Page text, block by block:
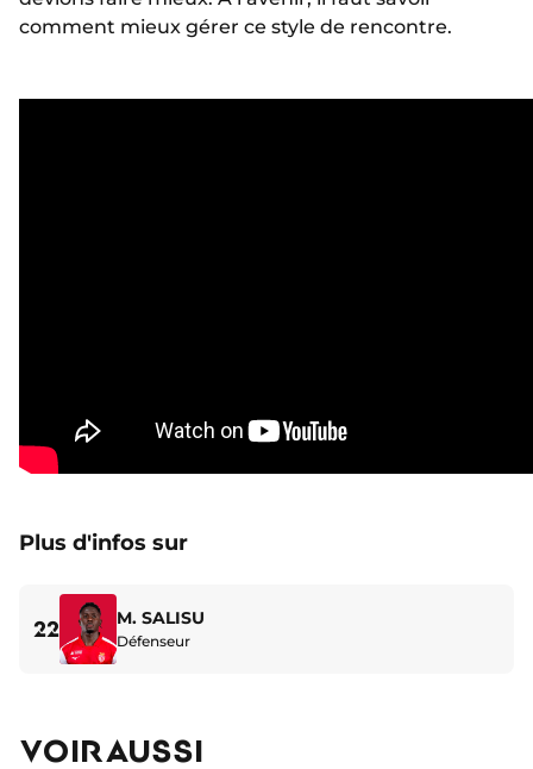
comment mieux gérer ce style de rencontre.
Plus d'infos sur
22 M. SALISU
Défenseur
VOIR AUSSI